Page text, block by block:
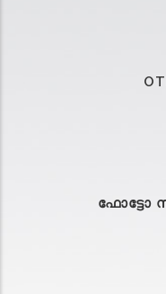
ഫോട്ടോ